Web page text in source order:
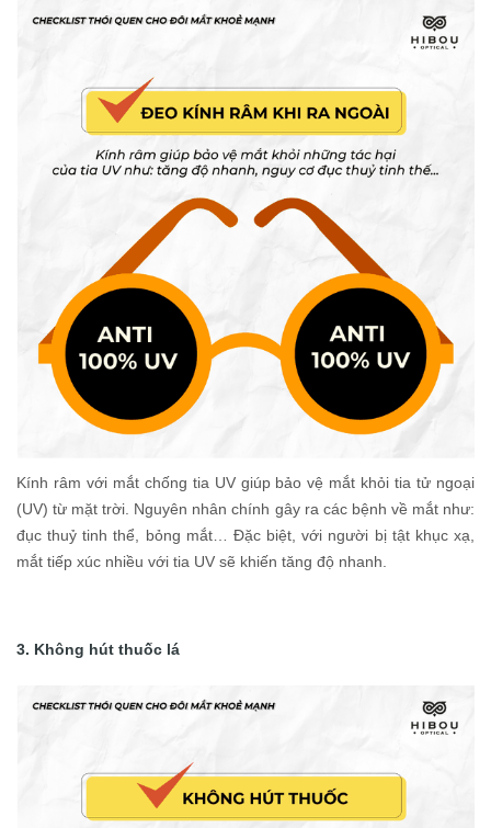
Kính râm với mắt chống tia UV giúp bảo vệ mắt khỏi tia tử ngoại
(UV) từ mặt trời. Nguyên nhân chính gây ra các bệnh về mắt như:
đục thuỷ tinh thể, bỏng mắt… Đặc biệt, với người bị tật khục xạ,
mắt tiếp xúc nhiều với tia UV sẽ khiến tăng độ nhanh.
3. Không hút thuốc lá